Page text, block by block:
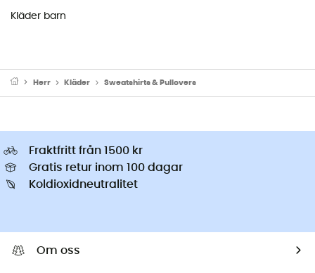
Kläder barn
Herr Kläder Sweatshirts & Pullovers
Fraktfritt från 1500 kr
Gratis retur inom 100 dagar
Koldioxidneutralitet
Om oss